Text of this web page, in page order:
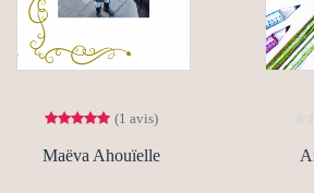
(1 avis)
Maëva Ahouïelle